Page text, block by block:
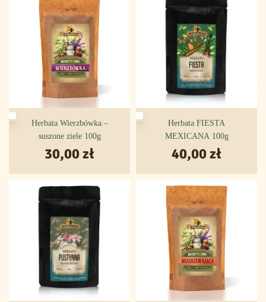
Herbata Wierzbówka –
suszone ziele 100g
30,00 zł
Herbata FIESTA
MEXICANA 100g
40,00 zł